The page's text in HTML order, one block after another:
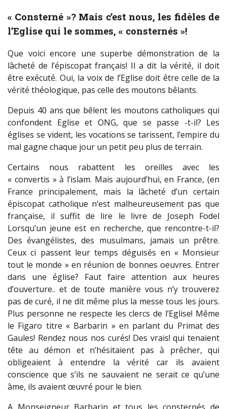
« Consterné »? Mais c’est nous, les fidèles de
l’Eglise qui le sommes, « consternés »!
Que voici encore une superbe démonstration de la
lâcheté de l’épiscopat français! Il a dit la vérité, il doit
être exécuté. Oui, la voix de l’Eglise doit être celle de la
vérité théologique, pas celle des moutons bêlants.
Depuis 40 ans que bêlent les moutons catholiques qui
confondent Eglise et ONG, que se passe -t-il? Les
églises se vident, les vocations se tarissent, l’empire du
mal gagne chaque jour un petit peu plus de terrain.
Certains nous rabattent les oreilles avec les
« convertis » à l’islam. Mais aujourd’hui, en France, (en
France principalement, mais la lâcheté d’un certain
épiscopat catholique n’est malheureusement pas que
française, il suffit de lire le livre de Joseph Fodel
Lorsqu’un jeune est en recherche, que rencontre-t-il?
Des évangélistes, des musulmans, jamais un prêtre.
Ceux ci passent leur temps déguisés en « Monsieur
tout le monde » en réunion de bonnes oeuvres. Entrer
dans une église? Faut faire attention aux heures
d’ouverture.. et de toute manière vous n’y trouverez
pas de curé, il ne dit même plus la messe tous les jours.
Plus personne ne respecte les clercs de l’Eglise! Même
le Figaro titre « Barbarin » en parlant du Primat des
Gaules! Rendez nous nos curés! Des vrais! qui tenaient
tête au démon et n’hésitaient pas à prêcher, qui
obligeaient à entendre la vérité car ils avaient
conscience que s’ils ne sauvaient ne serait ce qu’une
âme, ils avaient œuvré pour le bien.